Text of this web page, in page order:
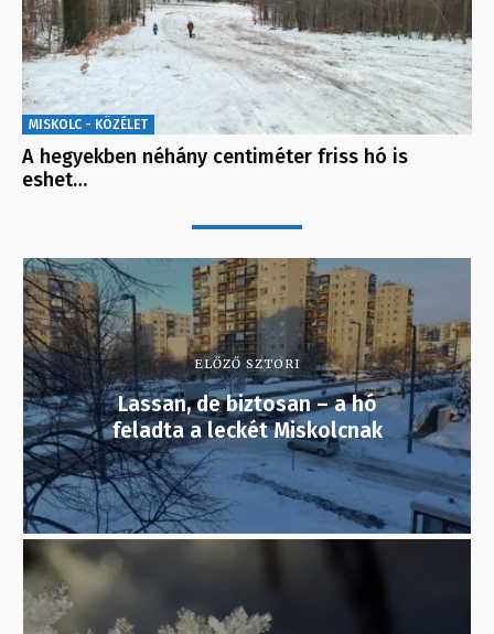
MISKOLC - KÖZÉLET
A hegyekben néhány centiméter friss hó is
eshet…
ELŐZŐ SZTORI
Lassan, de biztosan – a hó
feladta a leckét Miskolcnak